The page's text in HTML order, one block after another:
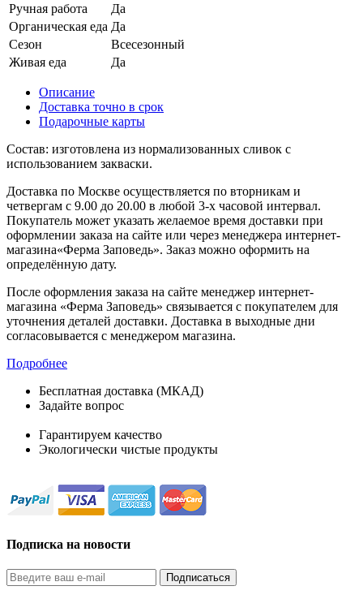
Ручная работа
Да
Органическая еда Да
Сезон
Всесезонный
Живая еда
Да
Описание
Доставка точно в срок
Подарочные карты
Состав: изготовлена из нормализованных сливок с
использованием закваски.
Доставка по Москве осуществляется по вторникам и
четвергам с 9.00 до 20.00 в любой 3-х часовой интервал.
Покупатель может указать желаемое время доставки при
оформлении заказа на сайте или через менеджера интернет-
магазина«Ферма Заповедь». Заказ можно оформить на
определённую дату.
После оформления заказа на сайте менеджер интернет-
магазина «Ферма Заповедь» связывается с покупателем для
уточнения деталей доставки. Доставка в выходные дни
согласовывается с менеджером магазина.
Подробнее
Бесплатная доставка (МКАД)
Задайте вопрос
Гарантируем качество
Экологически чистые продукты
Подписка на новости
Подписаться